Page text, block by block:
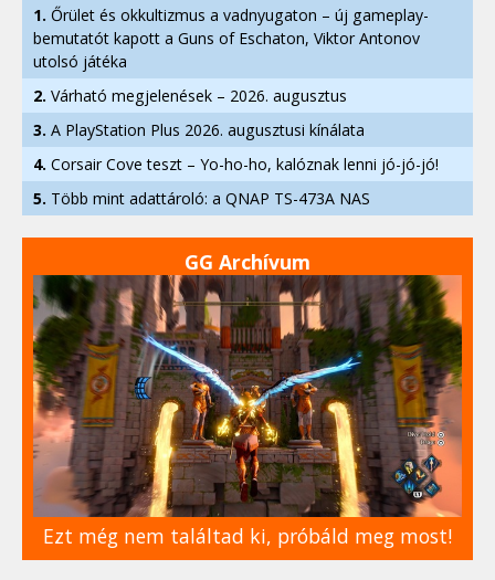
1. Őrület és okkultizmus a vadnyugaton – új gameplay-
bemutatót kapott a Guns of Eschaton, Viktor Antonov
utolsó játéka
2. Várható megjelenések – 2026. augusztus
3. A PlayStation Plus 2026. augusztusi kínálata
4. Corsair Cove teszt – Yo-ho-ho, kalóznak lenni jó-jó-jó!
5. Több mint adattároló: a QNAP TS-473A NAS
GG Archívum
Ezt még nem találtad ki, próbáld meg most!